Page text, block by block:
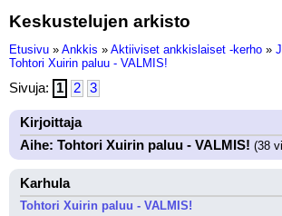
Keskustelujen arkisto
Etusivu » Ankkis » Aktiiviset ankkislaiset -kerho »
Tohtori Xuirin paluu - VALMIS!
Sivuja: 1 2 3
Kirjoittaja
Aihe: Tohtori Xuirin paluu - VALMIS! (38
Karhula
Tohtori Xuirin paluu - VALMIS!